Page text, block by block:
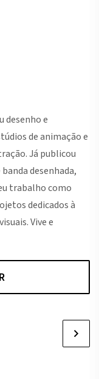
desenho e
de animação e
Já publicou
desenhada,
trabalho como
dedicados à
Vive e